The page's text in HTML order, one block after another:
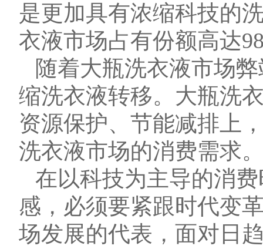
是更加具有浓缩科技的
衣液市场占有份额高达
随着大瓶洗衣液市场
缩洗衣液转移。大瓶洗
资源保护、节能减排上
洗衣液市场的消费需求
在以科技为主导的消
感，必须要紧跟时代变
场发展的代表，面对日